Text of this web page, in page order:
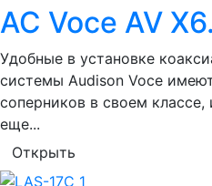
АС Voce AV
Удобные в установке
системы Audison Voce
соперников в своем
еще...
Открыть